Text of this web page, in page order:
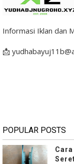
Informasi Iklan dan
📩
POPULAR POSTS